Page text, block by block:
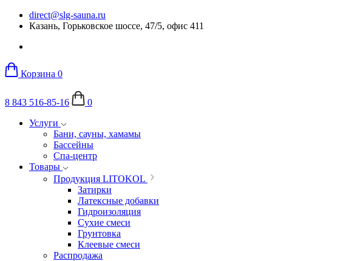
direct@slg-sauna.ru
Казань, Горьковское шоссе, 47/5, офис 411
Корзина 0
8 843 516-85-16
0
Услуги
Бани, сауны, хамамы
Бассейны
Спа-центр
Товары
Продукция LITOKOL
Затирки
Латексные добавки
Гидроизоляция
Сухие смеси
Грунтовка
Клеевые смеси
Распродажа